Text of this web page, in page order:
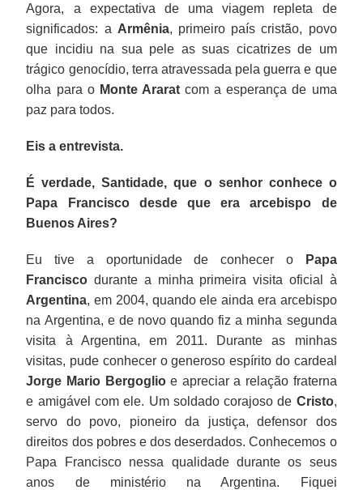
Agora, a expectativa de uma viagem repleta de
significados: a Armênia, primeiro país cristão, povo
que incidiu na sua pele as suas cicatrizes de um
trágico genocídio, terra atravessada pela guerra e que
olha para o Monte Araratcom a esperança de uma
paz para todos.
Eis a entrevista.
É verdade, Santidade, que o senhor conhece o
Papa Francisco desde que era arcebispo de
Buenos Aires?
Eu tive a oportunidade de conhecer o
Papa
Francisco durante a minha primeira visita oficial à
Argentina, em 2004, quando ele ainda era arcebispo
na Argentina, e de novo quando fiz a minha segunda
visita à Argentina, em 2011. Durante as minhas
visitas, pude conhecer o generoso espírito do cardeal
Jorge Mario Bergoglioe apreciar a relação fraterna
e amigável com ele. Um soldado corajoso de Cristo,
servo do povo, pioneiro da justiça, defensor dos
direitos dos pobres e dos deserdados. Conhecemos o
Papa Francisco nessa qualidade durante os seus
anos de ministério na Argentina. Fiquei